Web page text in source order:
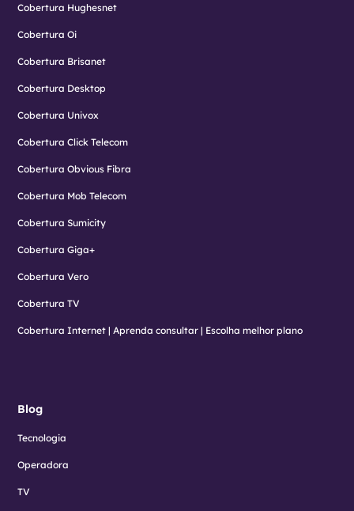
Cobertura Hughesnet
Cobertura Oi
Cobertura Brisanet
Cobertura Desktop
Cobertura Univox
Cobertura Click Telecom
Cobertura Obvious Fibra
Cobertura Mob Telecom
Cobertura Sumicity
Cobertura Giga+
Cobertura Vero
Cobertura TV
Cobertura Internet | Aprenda consultar | Escolha melhor plano
Blog
Tecnologia
Operadora
TV